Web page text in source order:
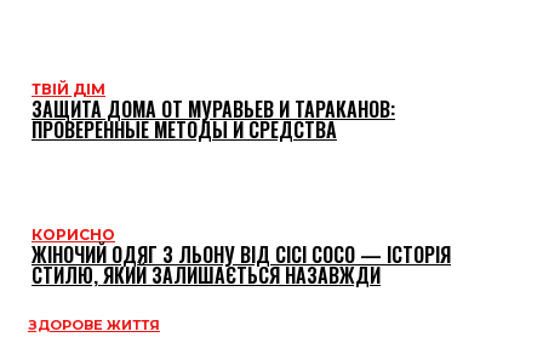
ТВІЙ ДІМ
ЗАЩИТА ДОМА ОТ МУРАВЬЕВ И ТАРАКАНОВ:
ПРОВЕРЕННЫЕ МЕТОДЫ И СРЕДСТВА
КОРИСНО
ЖІНОЧИЙ ОДЯГ З ЛЬОНУ ВІД CICI COCO — ІСТОРІЯ
СТИЛЮ, ЯКИЙ ЗАЛИШАЄТЬСЯ НАЗАВЖДИ
ЗДОРОВЕ ЖИТТЯ